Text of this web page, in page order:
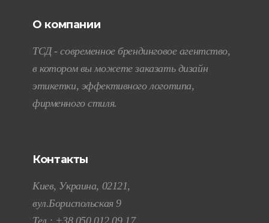
О компании
ТСД - современное брендинговое агентство,
в котором вы можете заказать дизайн
этикетки, эффективного логотипа,
фирменного стиля.
Контакты
Киев, Украина, 02121,
вул.Бориспольская 9